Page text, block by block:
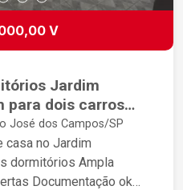
CAST, VESTIÁRIOS
ADAPTADOS AO PCD
FI NAS ÁREAS
COMERCIAL: 07
M2, PONTO DE
NA ÁREA
PONTO
MODERNOS
V
Jardim
para dois carros
José dos Campos/SP
casa no Jardim